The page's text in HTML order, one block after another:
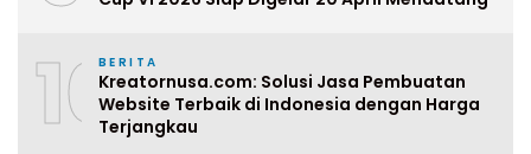
10BERITA
Kreatornusa.com: Solusi Jasa Pembuatan
Website Terbaik di Indonesia dengan Harga
Terjangkau